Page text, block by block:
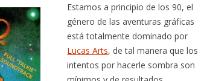
Estamos a principio de los 90, el
género de las aventuras gráficas
está totalmente dominado por
Lucas Arts, de tal manera que los
intentos por hacerle sombra son